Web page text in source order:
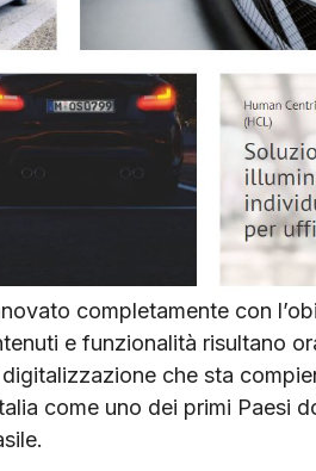
completamente con
e funzionalità risultano
che sta
come uno dei primi Paesi